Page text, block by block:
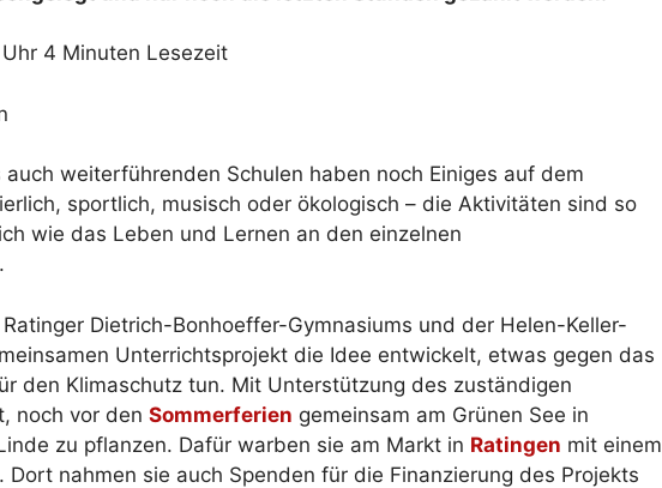
4 Minuten Lesezeit
weiterführenden Schulen haben noch Einiges auf dem
sportlich, musisch oder ökologisch – die Aktivitäten sind so
wie das Leben und Lernen an den einzelnen
Dietrich-Bonhoeffer-Gymnasiums und der Helen-Keller-
Unterrichtsprojekt die Idee entwickelt, etwas gegen das
den Klimaschutz tun. Mit Unterstützung des zuständigen
noch vor den Sommerferien gemeinsam am Grünen See in
zu pflanzen. Dafür warben sie am Markt in Ratingen mit einem
Dort nahmen sie auch Spenden für die Finanzierung des Projekts